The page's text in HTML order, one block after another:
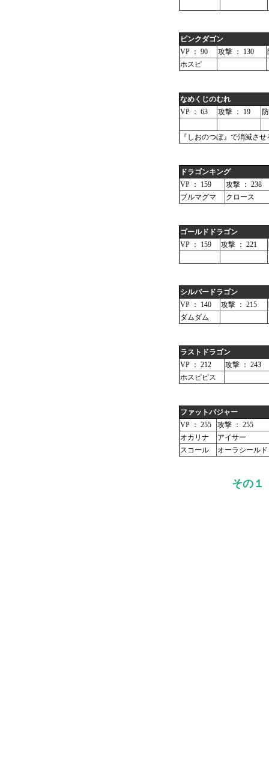
ピンクダゴン
VP ： 90
攻撃 ： 130
ホスピ
なめくじのむれ
VP ： 63
攻撃 ： 19
『しおのつぼ』で消滅さ
ドラゴンキング
VP ： 159
攻撃 ： 238
ブルマグマ
クロース
ゴールドドラゴン
VP ： 159
攻撃 ： 221
シルバードラゴン
VP ： 140
攻撃 ： 215
ダムダム
ラストドラゴン
VP ： 212
攻撃 ： 243
ホスピピス
ファットバジャー
VP ： 255
攻撃 ： 255
オカリナ
アイサー
スコール
オーラシールド
その１